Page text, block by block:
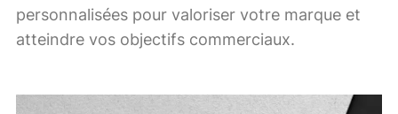
personnalisées pour valoriser votre marque et
atteindre vos objectifs commerciaux.